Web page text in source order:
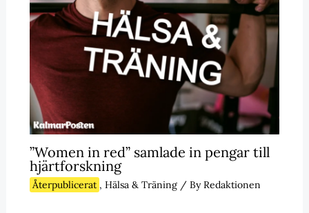
”Women in red” samlade in pengar till
hjärtforskning
Återpublicerat , Hälsa & Träning/ ByRedaktionen